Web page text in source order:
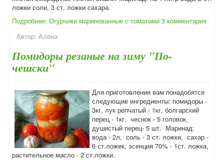
ложки соли, 3 ст. ложки сахара.
Подробнее: Огурчики маринованные с томатами 3 комментария
Автор: Алена
Помидоры резаные на зиму "По-
чешски"
Для приготовления вам понадобятся
следующие ингредиенты: помидоры -
3кг, лук репчатый - 1кг, болгарский
перец - 1кг, чеснок - 5 головок,
душистый перец- 5 шт. Маринад:
вода - 2л, соль - 3 ст. ложки, сахар -
6 ст.ложек, эсенция 70% - 1ст. ложка,
растительное масло - 2 ст.ложки.